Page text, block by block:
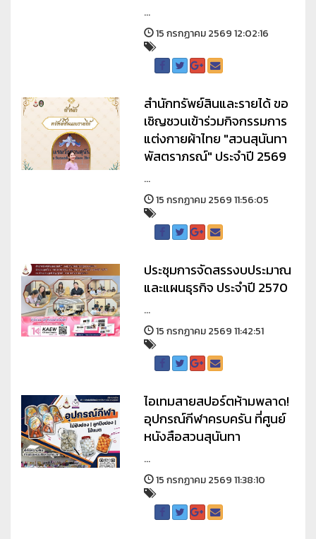
...
15 กรกฏาคม 2569 12:02:16
สำนักทรัพย์สินและรายได้ ขอ
เชิญชวนเข้าร่วมกิจกรรมการ
แต่งกายผ้าไทย "สวนสุนันทา
พัสตราภรณ์" ประจำปี 2569
...
15 กรกฏาคม 2569 11:56:05
ประชุมการจัดสรรงบประมาณ
และแผนธุรกิจ ประจำปี 2570
...
15 กรกฏาคม 2569 11:42:51
ไอเทมสายสปอร์ตห้ามพลาด!
อุปกรณ์กีฬาครบครัน ที่ศูนย์
หนังสือสวนสุนันทา
...
15 กรกฏาคม 2569 11:38:10